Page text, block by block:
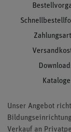
Kataloge
Unser Angebot
Verkauf an